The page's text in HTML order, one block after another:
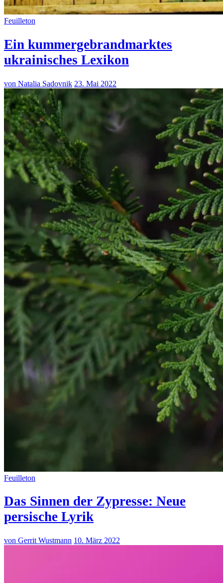
Feuilleton
Ein kummergebrandmarktes
ukrainisches Lexikon
von Natalia Sadovnik 23. Mai 2022
Feuilleton
Das Sinnen der Zypresse: Neue
persische Lyrik
von Gerrit Wustmann 10. März 2022